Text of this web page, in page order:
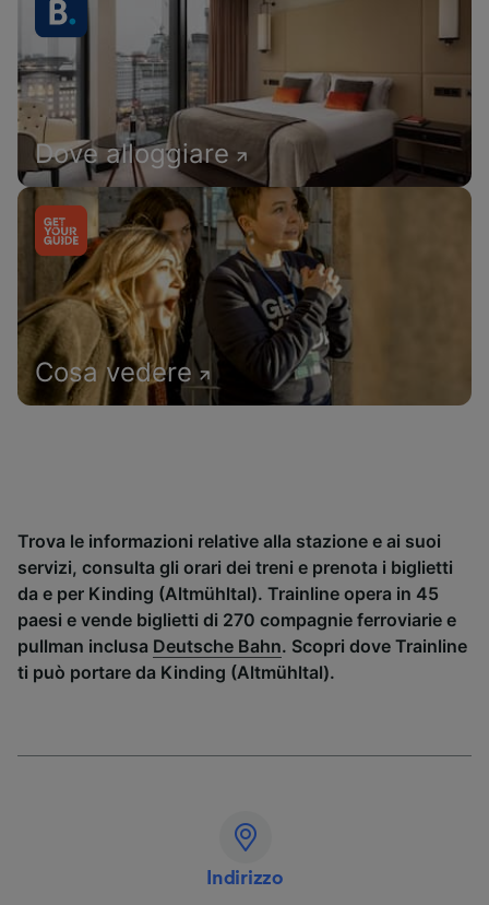
Dove alloggiare
Cosa vedere
Trova le informazioni relative alla stazione e ai suoi
servizi, consulta gli orari dei treni e prenota i biglietti
da e per Kinding (Altmühltal). Trainline opera in 45
paesi e vende biglietti di 270 compagnie ferroviarie e
pullman inclusa Deutsche Bahn. Scopri dove Trainline
ti può portare da Kinding (Altmühltal).
Indirizzo